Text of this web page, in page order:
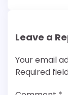
Leave a
Your email
Required